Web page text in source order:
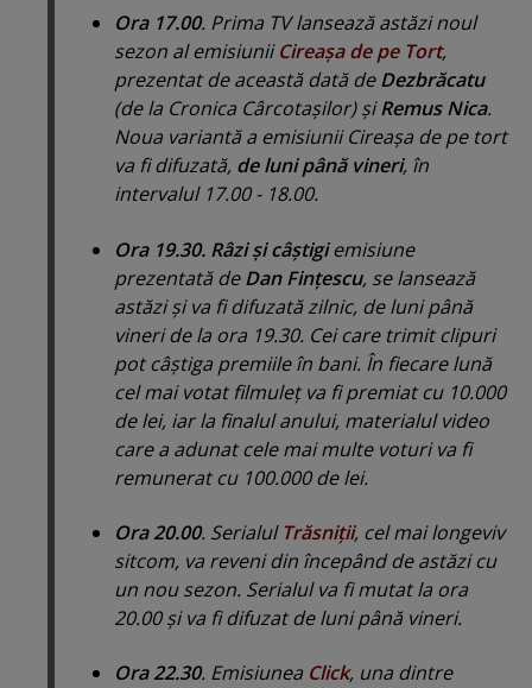
Ora 17.00. Prima TV lansează astăzi noul
sezon al emisiuniiCireaşa de pe Tort,
prezentat de această dată deDezbrăcatu
(de la Cronica Cârcotaşilor) şiRemus Nica.
Noua variantă a emisiunii Cireaşa de pe tort
va fi difuzată, de luni până vineri, în
intervalul 17.00 - 18.00.
Ora 19.30. Râzi şi câştigiemisiune
prezentată deDan Finţescu, se lansează
astăzi şi va fi difuzată zilnic, de luni până
vineri de la ora 19.30. Cei care trimit clipuri
pot câştiga premiile în bani. În fiecare lună
cel mai votat filmuleţ va fi premiat cu 10.000
de lei, iar la finalul anului, materialul video
care a adunat cele mai multe voturi va fi
remunerat cu 100.000 de lei.
Ora 20.00. Serialul Trăsniţii, cel mai longeviv
sitcom, va reveni din începând de astăzi cu
un nou sezon. Serialul va fi mutat la ora
20.00 şi va fi difuzat de luni până vineri.
Ora 22.30. Emisiunea Click, una dintre